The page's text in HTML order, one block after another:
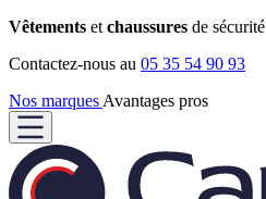
Vêtements et chaussures de sécurité
Contactez-nous au 05 35 54 90 93
Nos marques Avantages pros